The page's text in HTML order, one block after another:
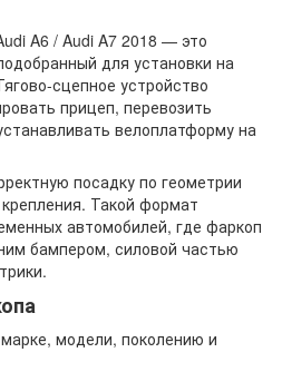
A6 / Audi A7 2018 — это
для установки на
сцепное устройство
прицеп, перевозить
велоплатформу на
посадку по геометрии
Такой формат
автомобилей, где фаркоп
бампером, силовой частью
модели, поколению и